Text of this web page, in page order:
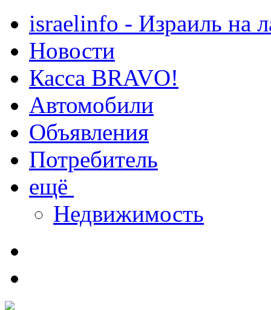
israelinfo - Израиль на
Новости
Касса BRAVO!
Автомобили
Объявления
Потребитель
ещё
Недвижимость